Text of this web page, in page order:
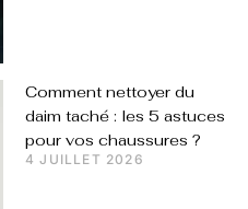
Comment nettoyer du
daim taché : les 5 astuces
pour vos chaussures ?
4 JUILLET 2026